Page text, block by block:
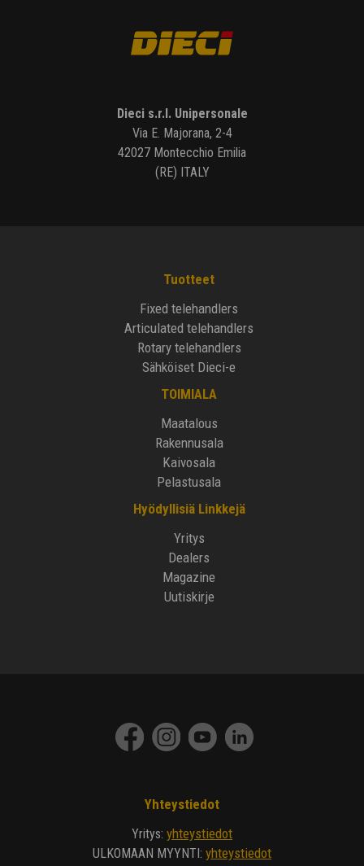
Dieci s.r.l. Unipersonale
Via E. Majorana, 2-4
42027 Montecchio Emilia
(RE) ITALY
Tuotteet
Fixed telehandlers
Articulated telehandlers
Rotary telehandlers
Sähköiset Dieci-e
TOIMIALA
Maatalous
Rakennusala
Kaivosala
Pelastusala
Hyödyllisiä Linkkejä
Yritys
Dealers
Magazine
Uutiskirje
Yhteystiedot
Yritys: yhteystiedot
ULKOMAAN MYYNTI: yhteystiedot